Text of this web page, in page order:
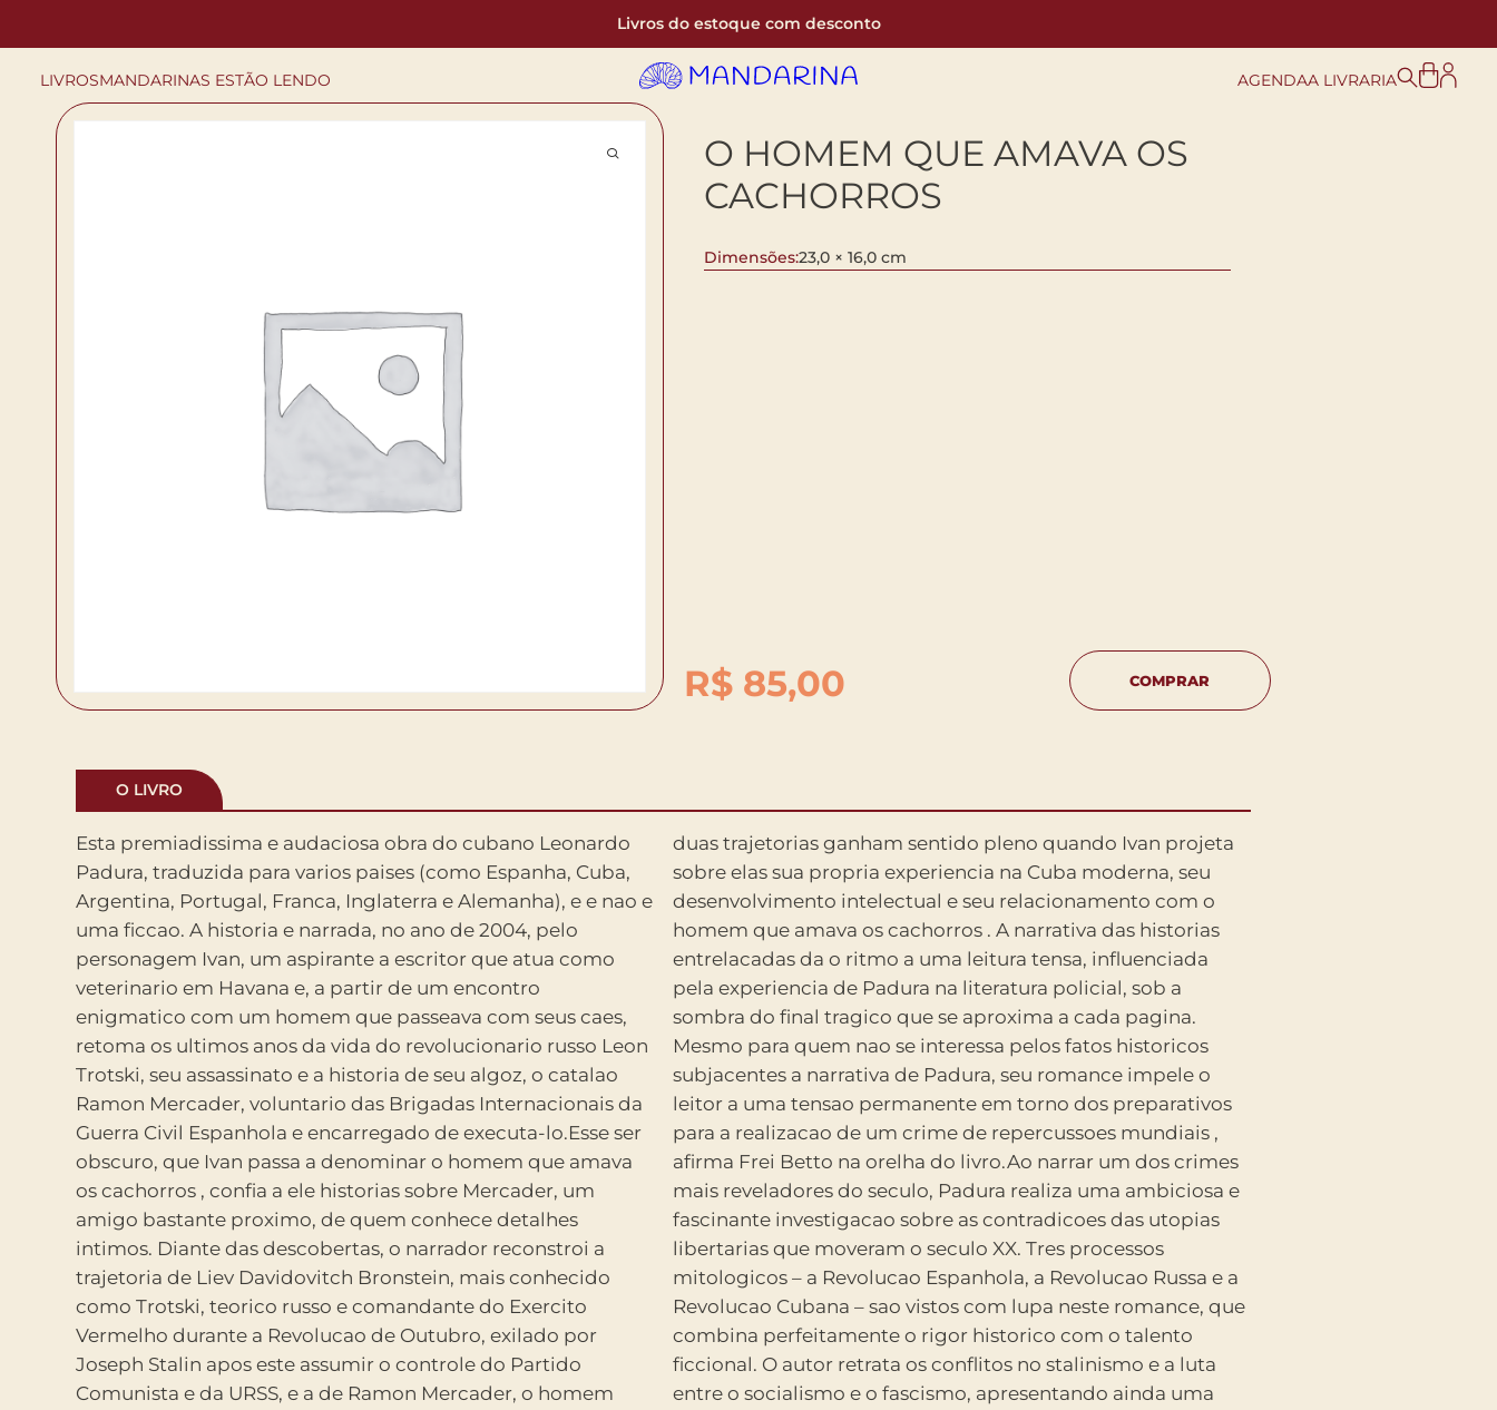
Livros do estoque com desconto
LIVROSMANDARINAS ESTÃO LENDO AGENDAA LIVRARIA
O HOMEM QUE AMAVA OS
CACHORROS
Dimensões:23,0 × 16,0 cm
R$85,00 COMPRAR
O LIVRO
Esta premiadissima e audaciosa obra do cubano Leonardo
Padura, traduzida para varios paises (como Espanha, Cuba,
Argentina, Portugal, Franca, Inglaterra e Alemanha), e e nao e
uma ficcao. A historia e narrada, no ano de 2004, pelo
personagem Ivan, um aspirante a escritor que atua como
veterinario em Havana e, a partir de um encontro
enigmatico com um homem que passeava com seus caes,
retoma os ultimos anos da vida do revolucionario russo Leon
Trotski, seu assassinato e a historia de seu algoz, o catalao
Ramon Mercader, voluntario das Brigadas Internacionais da
Guerra Civil Espanhola e encarregado de executa-lo.Esse ser
obscuro, que Ivan passa a denominar o homem que amava
os cachorros , confia a ele historias sobre Mercader, um
amigo bastante proximo, de quem conhece detalhes
intimos. Diante das descobertas, o narrador reconstroi a
trajetoria de Liev Davidovitch Bronstein, mais conhecido
como Trotski, teorico russo e comandante do Exercito
Vermelho durante a Revolucao de Outubro, exilado por
Joseph Stalin apos este assumir o controle do Partido
Comunista e da URSS, e a de Ramon Mercader, o homem
duas trajetorias ganham sentido pleno quando Ivan projeta
sobre elas sua propria experiencia na Cuba moderna, seu
desenvolvimento intelectual e seu relacionamento com o
homem que amava os cachorros . A narrativa das historias
entrelacadas da o ritmo a uma leitura tensa, influenciada
pela experiencia de Padura na literatura policial, sob a
sombra do final tragico que se aproxima a cada pagina.
Mesmo para quem nao se interessa pelos fatos historicos
subjacentes a narrativa de Padura, seu romance impele o
leitor a uma tensao permanente em torno dos preparativos
para a realizacao de um crime de repercussoes mundiais ,
afirma Frei Betto na orelha do livro.Ao narrar um dos crimes
mais reveladores do seculo, Padura realiza uma ambiciosa e
fascinante investigacao sobre as contradicoes das utopias
libertarias que moveram o seculo XX. Tres processos
mitologicos – a Revolucao Espanhola, a Revolucao Russa e a
Revolucao Cubana – sao vistos com lupa neste romance, que
combina perfeitamente o rigor historico com o talento
ficcional. O autor retrata os conflitos no stalinismo e a luta
entre o socialismo e o fascismo, apresentando ainda uma